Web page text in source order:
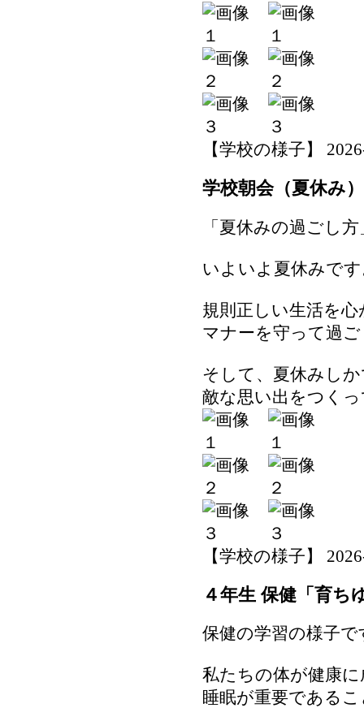
【学校の様子】
学校朝会（夏休み）
「夏休みの過ごし
いよいよ夏休みで
規則正しい生活を
マナーを守って過
そして、夏休みし
敵な思い出をつく
【学校の様子】
４年生 保健「育ち
保健の学習の様子で
私たちの体が健康
睡眠が重要である